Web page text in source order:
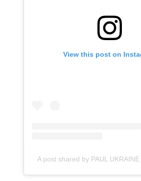
View this post on
A post shared by PAUL